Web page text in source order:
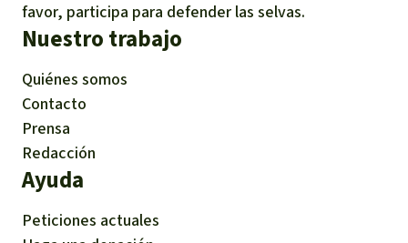
favor, participa para defender las selvas.
Nuestro trabajo
Quiénes somos
Contacto
Prensa
Redacción
Ayuda
Peticiones actuales